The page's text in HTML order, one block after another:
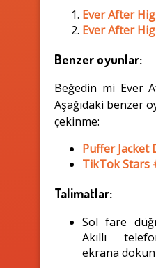
Ever After
Ever After
Benzer oyunlar:
Beğedin mi Ever
Aşağıdaki benzer
çekinme:
Puffer Jacket
TikTok
Talimatlar:
Sol fare
Akıllı
ekrana